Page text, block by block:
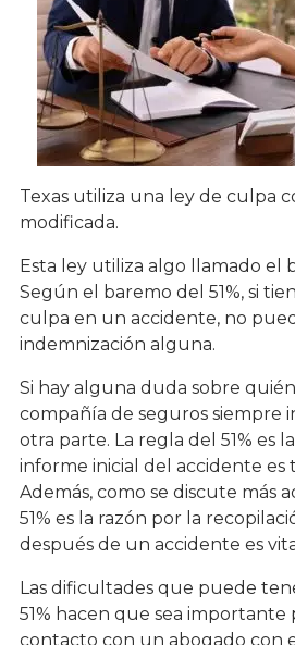
Texas utiliza una ley de culpa
modificada.
Esta ley utiliza algo llamado el
Según el baremo del 51%, si
culpa en un accidente, no
indemnización alguna.
Si hay alguna duda sobre
compañía de seguros siempre
otra parte. La regla del 51% es
informe inicial del accidente es
Además, como se discute más
51% es la razón por la
después de un accidente es
Las dificultades que puede
51% hacen que sea importante
contacto con un abogado con